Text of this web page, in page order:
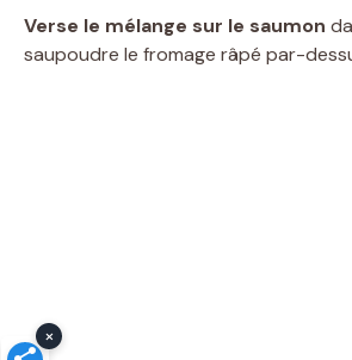
Verse le mélange sur le saumon
saupoudre le fromage râpé par-
×